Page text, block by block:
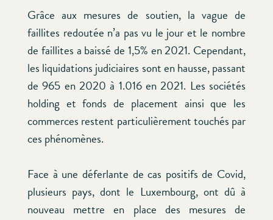
Grâce aux mesures de soutien, la vague de
faillites redoutée n’a pas vu le jour et le nombre
de faillites a baissé de 1,5% en 2021. Cependant,
les liquidations judiciaires sont en hausse, passant
de 965 en 2020 à 1.016 en 2021. Les sociétés
holding et fonds de placement ainsi que les
commerces restent particulièrement touchés par
ces phénomènes.
Face à une déferlante de cas positifs de Covid,
plusieurs pays, dont le Luxembourg, ont dû à
nouveau mettre en place des mesures de